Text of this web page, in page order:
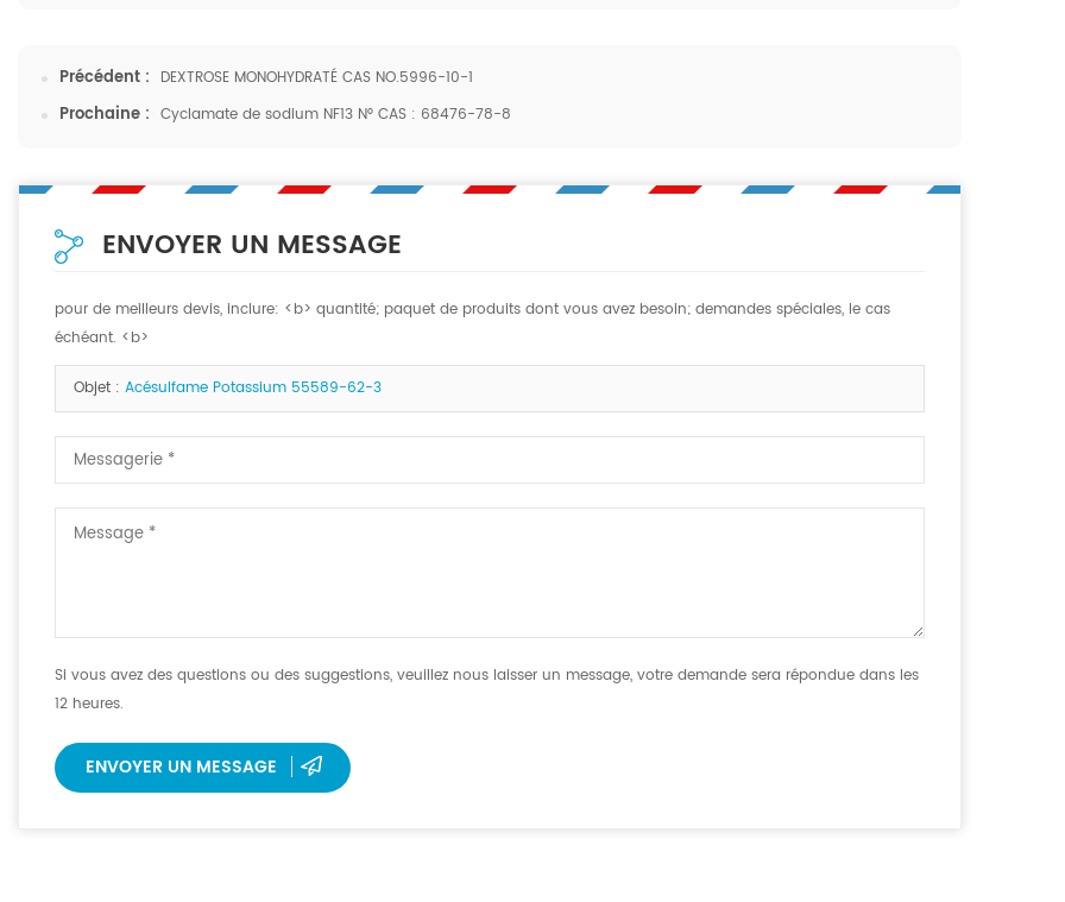
Précédent : DEXTROSE MONOHYDRATÉ CAS NO.5996-10-1
Prochaine : Cyclamate de sodium NF13 N° CAS : 68476-78-8
ENVOYER UN MESSAGE
pour de meilleurs devis, inclure: <b> quantité; paquet de produits dont vous avez besoin; demandes spéciales, le cas
échéant. <b>
Objet : Acésulfame Potassium 55589-62-3
Si vous avez des questions ou des suggestions, veuillez nous laisser un message, votre demande sera répondue dans les
12 heures.
ENVOYER UN MESSAGE